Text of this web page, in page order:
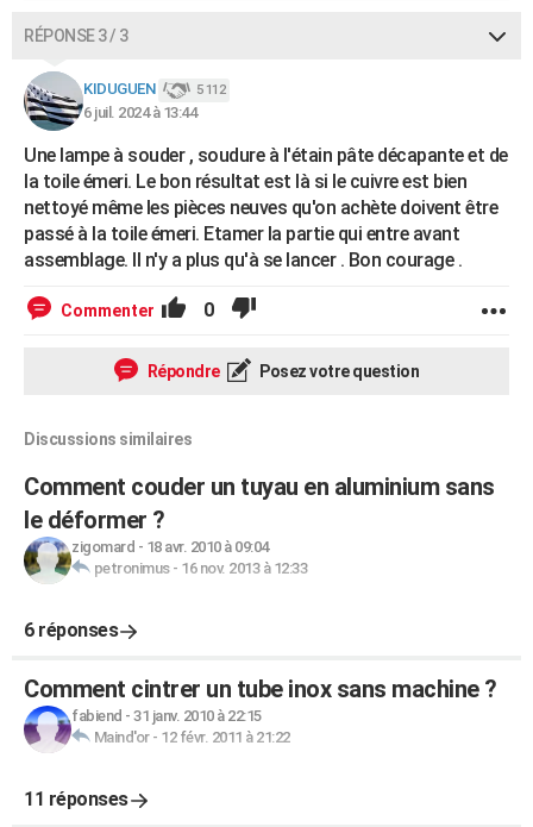
RÉPONSE 3 / 3
KIDUGUEN 5 112
6 juil. 2024 à 13:44
Une lampe à souder , soudure à l'étain pâte décapante et de
la toile émeri. Le bon résultat est là si le cuivre est bien
nettoyé même les pièces neuves qu'on achète doivent être
passé à la toile émeri. Etamer la partie qui entre avant
assemblage. Il n'y a plus qu'à se lancer . Bon courage .
Commenter 0
Répondre Posez votre question
Discussions similaires
Comment couder un tuyau en aluminium sans
le déformer ?
zigomard - 18 avr. 2010 à 09:04
petronimus- 16 nov. 2013 à 12:33
6 réponses
Comment cintrer un tube inox sans machine ?
fabiend - 31 janv. 2010 à 22:15
Maind'or- 12 févr. 2011 à 21:22
11 réponses